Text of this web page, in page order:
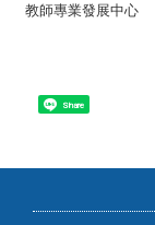
教師專業發展中心
Share